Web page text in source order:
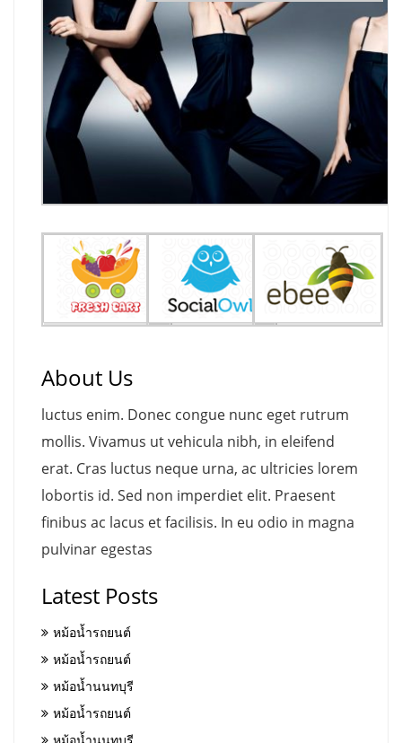
About Us
luctus enim. Donec congue nunc eget rutrum
mollis. Vivamus ut vehicula nibh, in eleifend
erat. Cras luctus neque urna, ac ultricies lorem
lobortis id. Sed non imperdiet elit. Praesent
finibus ac lacus et facilisis. In eu odio in magna
pulvinar egestas
Latest Posts
หม้อน้ำรถยนต์
หม้อน้ำรถยนต์
หม้อน้ำนนทบุรี
หม้อน้ำรถยนต์